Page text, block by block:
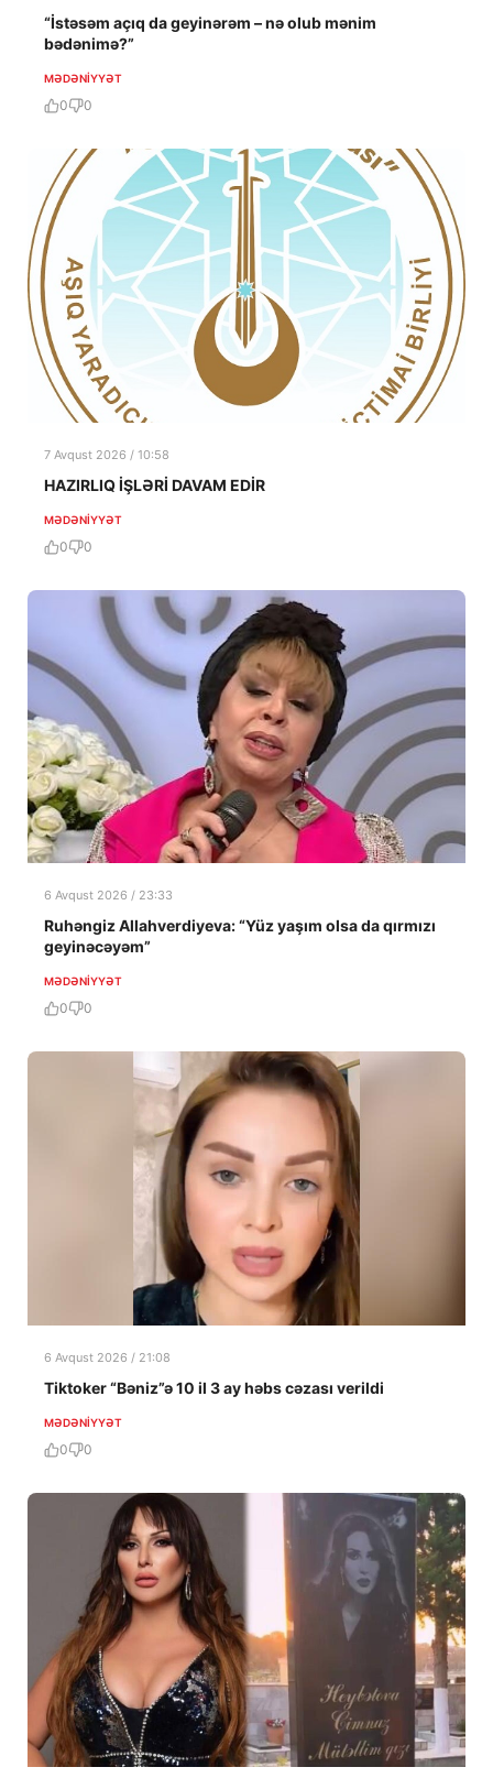
“İstəsəm açıq da geyinərəm – nə olub mənim
bədənimə?”
MƏDƏNIYYƏT
0 0
7 Avqust 2026 / 10:58
HAZIRLIQ İŞLƏRİ DAVAM EDİR
MƏDƏNIYYƏT
0 0
6 Avqust 2026 / 23:33
Ruhəngiz Allahverdiyeva: “Yüz yaşım olsa da qırmızı
geyinəcəyəm”
MƏDƏNIYYƏT
0 0
6 Avqust 2026 / 21:08
Tiktoker “Bəniz”ə 10 il 3 ay həbs cəzası verildi
MƏDƏNIYYƏT
0 0